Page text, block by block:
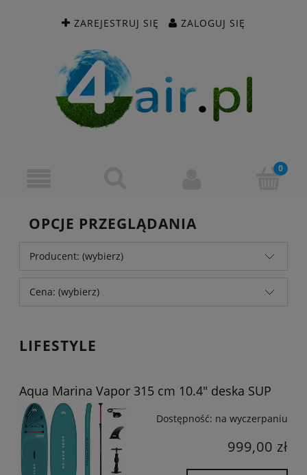
ZAREJESTRUJ SIĘ ZALOGUJ SIĘ
OPCJE PRZEGLĄDANIA
Producent: (wybierz)
Cena: (wybierz)
LIFESTYLE
Aqua Marina Vapor 315 cm 10.4" deska SUP
Dostępność: na wyczerpaniu
999,00 zł